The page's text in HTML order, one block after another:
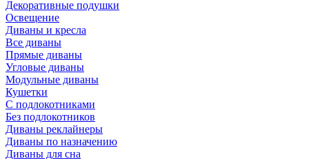
Декоративные подушки
Освещение
Диваны и кресла
Все диваны
Прямые диваны
Угловые диваны
Модульные диваны
Кушетки
С подлокотниками
Без подлокотников
Диваны реклайнеры
Диваны по назначению
Диваны для сна